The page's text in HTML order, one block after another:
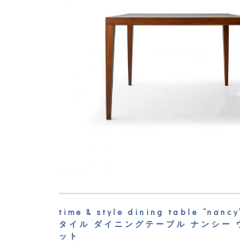
time & style dining table
タイル ダイニングテーブル ナンシー
ット